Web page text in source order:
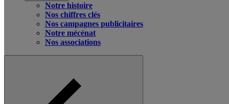
Notre histoire
Nos chiffres clés
Nos campagnes publicitaires
Notre mécénat
Nos associations